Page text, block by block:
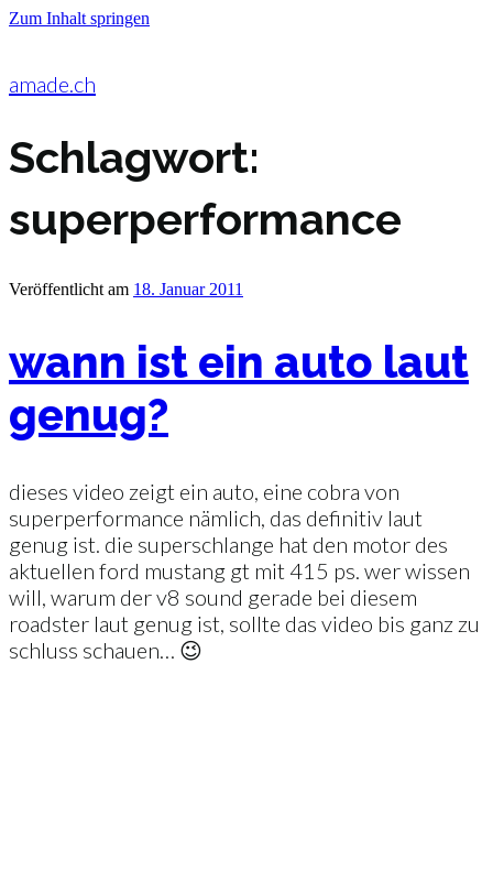
Zum Inhalt springen
amade.ch
Schlagwort:
superperformance
Veröffentlicht am 18. Januar 2011
wann ist ein auto laut
genug?
dieses video zeigt ein auto, eine cobra von
superperformance nämlich, das definitiv laut
genug ist. die superschlange hat den motor des
aktuellen ford mustang gt mit 415 ps. wer wissen
will, warum der v8 sound gerade bei diesem
roadster laut genug ist, sollte das video bis ganz zu
schluss schauen… 😉